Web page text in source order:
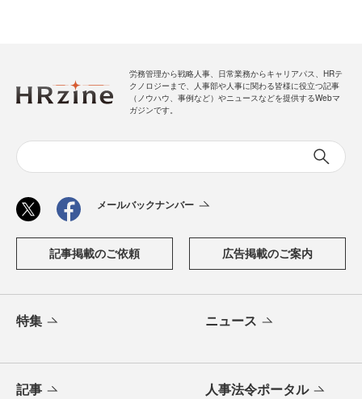
労務管理から戦略人事、日常業務からキャリアパス、HRテ
クノロジーまで、人事部や人事に関わる皆様に役立つ記事
（ノウハウ、事例など）やニュースなどを提供するWebマ
ガジンです。
メールバックナンバー
記事掲載のご依頼 広告掲載のご案内
特集 ニュース
記事 人事法令ポータル